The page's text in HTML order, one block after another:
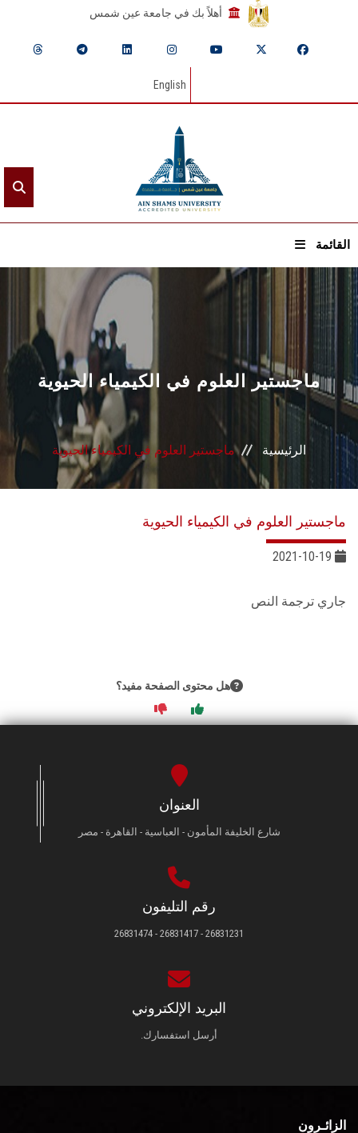
أهلاً بك في جامعة عين شمس
English
القائمة
عن الجامعة
القطاعـات
الشئون الأكاديمية
البحث العلمي
الطلاب
ماجستير العلوم في الكيمياء الحيوية
الرئيسية ماجستير العلوم في الكيمياء الحيوية
ماجستير العلوم في الكيمياء الحيوية
جاري ترجمة النص
هل محتوى الصفحة مفيد؟
العنوان
شارع الخليفة المأمون - العباسية - القاهرة - مصر
رقم التليفون
26831231 - 26831417 - 26831474
البريد الإلكتروني
أرسل استفسارك.
الزائـرون